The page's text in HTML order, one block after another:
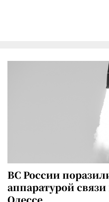
ВС России
аппаратурой